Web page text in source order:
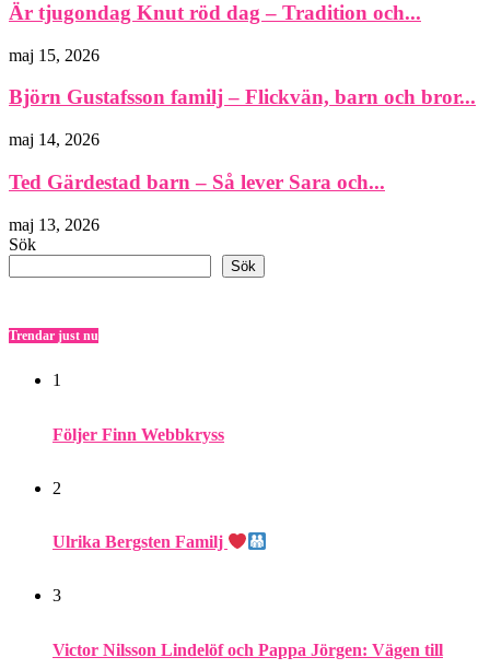
Är tjugondag Knut röd dag – Tradition och...
maj 15, 2026
Björn Gustafsson familj – Flickvän, barn och bror...
maj 14, 2026
Ted Gärdestad barn – Så lever Sara och...
maj 13, 2026
Sök
Sök
Trendar just nu
1
Följer Finn Webbkryss
2
Ulrika Bergsten Familj
3
Victor Nilsson Lindelöf och Pappa Jörgen: Vägen till